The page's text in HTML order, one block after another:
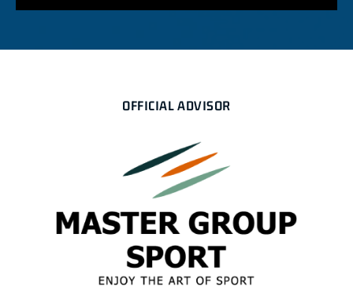
OFFICIAL ADVISOR